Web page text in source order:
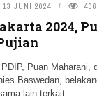
13 JUNI 2024 406
2024,
Puan Maharani,
Baswedan,
lain terkait ...